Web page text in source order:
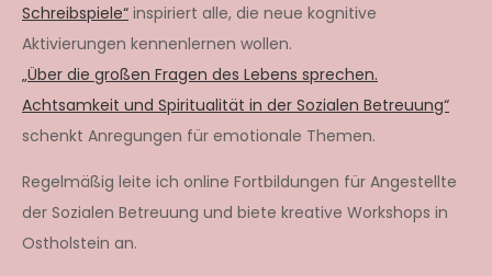
Schreibspiele“ inspiriert alle, die neue kognitive
Aktivierungen kennenlernen wollen.
„Über die großen Fragen des Lebens sprechen.
Achtsamkeit und Spiritualität in der Sozialen Betreuung“
schenkt Anregungen für emotionale Themen.
Regelmäßig leite ich online Fortbildungen für Angestellte
der Sozialen Betreuung und biete kreative Workshops in
Ostholstein an.